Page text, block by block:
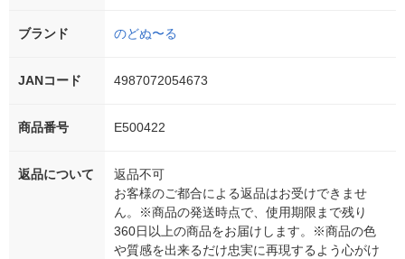
ブランド のどぬ〜る
JANコード 4987072054673
商品番号 E500422
返品について
返品不可
お客様のご都合による返品はお受けできませ
ん。※商品の発送時点で、使用期限まで残り
360日以上の商品をお届けします。※商品の色
や質感を出来るだけ忠実に再現するよう心がけ